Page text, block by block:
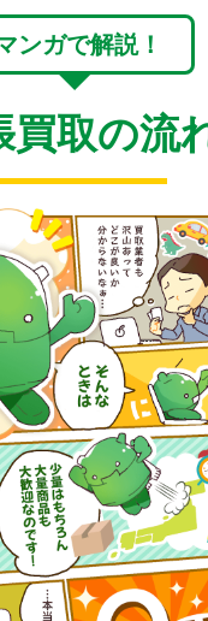
ンガで解説！
買取の流